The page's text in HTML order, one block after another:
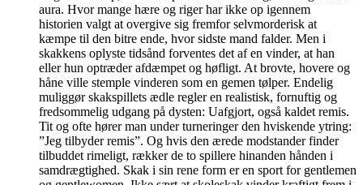
aura. Hvor mange hære og riger har ikke op igennem
historien valgt at overgive sig fremfor selvmorderisk at
kæmpe til den bitre ende, hvor sidste mand falder. Men i
skakkens oplyste tidsånd forventes det af en vinder, at han
eller hun optræder afdæmpet og høfligt. At brovte, hovere og
håne ville stemple vinderen som en gemen tølper. Endelig
muliggør skakspillets ædle regler en realistisk, fornuftig og
fredsommelig udgang på dysten: Uafgjort, også kaldet remis.
Tit og ofte hører man under turneringer den hviskende ytring:
”Jeg tilbyder remis”. Og hvis den ærede modstander finder
tilbuddet rimeligt, rækker de to spillere hinanden hånden i
samdrægtighed. Skak i sin rene form er en sport for gentlemen